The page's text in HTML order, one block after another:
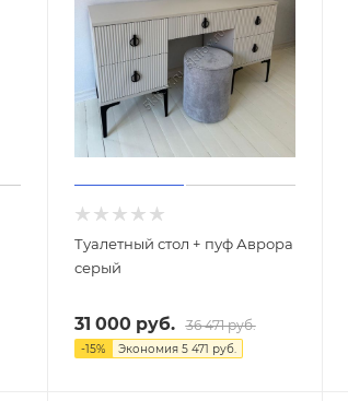
Туалетный стол + пуф Аврора
серый
31 000 руб. 36 471руб.
-15% Экономия 5 471 руб.